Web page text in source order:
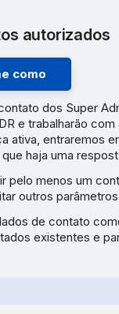
autorizados
como
dos Super
e trabalharão com
ativa, entraremos
haja uma
pelo menos um
outros
de contato
existentes e